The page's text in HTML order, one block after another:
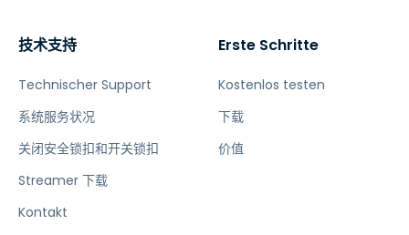
技术支持
Technischer Support
系统服务状况
关闭安全锁扣和开关锁扣
Streamer 下载
Kontakt
Erste Schritte
Kostenlos testen
下载
价值